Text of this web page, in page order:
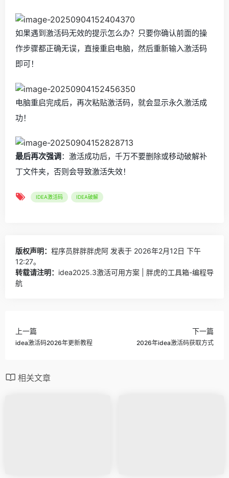
如果遇到激活码无效的提示怎么办？只要你确认前面的操
作步骤都正确无误，直接重启电脑，然后重新输入激活码
即可！
电脑重启完成后，再次粘贴激活码，就会显示永久激活成
功！
最后再次强调 ：激活成功后，千万不要删除或移动破解补
丁文件夹，否则会导致激活失效！
IDEA激活码 IDEA破解
版权声明： 程序员胖胖胖虎阿 发表于 2026年2月12日 下午
12:27。
转载请注明： idea2025.3激活可用方案 | 胖虎的工具箱-编程导
航
上一篇
idea激活码2026年更新教程
下一篇
2026年idea激活码获取方式
相关文章